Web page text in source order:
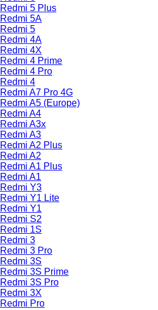
Redmi 5 Plus
Redmi 5A
Redmi 5
Redmi 4A
Redmi 4X
Redmi 4 Prime
Redmi 4 Pro
Redmi 4
Redmi A7 Pro 4G
Redmi A5 (Europe)
Redmi A4
Redmi A3x
Redmi A3
Redmi A2 Plus
Redmi A2
Redmi A1 Plus
Redmi A1
Redmi Y3
Redmi Y1 Lite
Redmi Y1
Redmi S2
Redmi 1S
Redmi 3
Redmi 3 Pro
Redmi 3S
Redmi 3S Prime
Redmi 3S Pro
Redmi 3X
Redmi Pro